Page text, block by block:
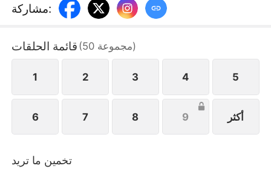
وارتكبت الخيانة مع شخص آخر. في خضم الألم الذي يشعر
به، قرر سليم أن يواجه جميلة ويطلب منها الطلاق لم تتردد
عشيقها. لكنها لم تكن تعلم أن عشيقها كان معها فقط من
أجل مالها
مشاركة:
قائمة الحلقات (50 مجموعة)
1 2 3 4 5
6 7 8 9 أكثر
تخمين ما تريد